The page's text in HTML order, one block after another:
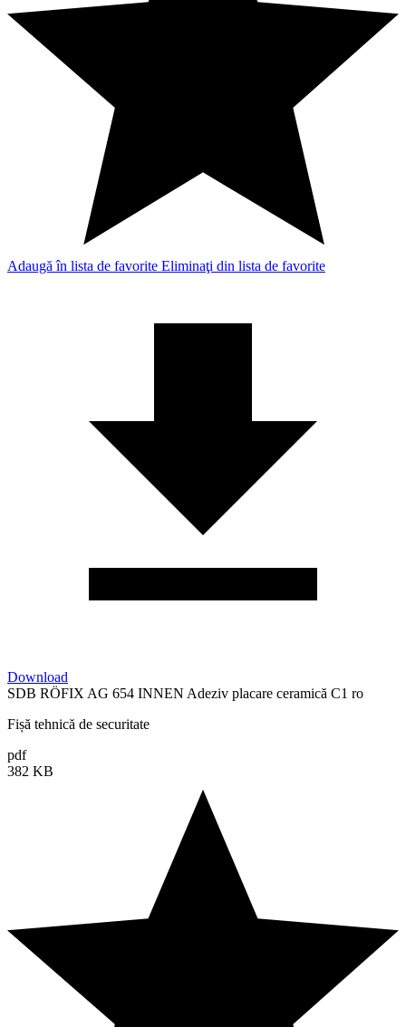
Adaugă în lista de favorite Eliminaţi din lista de favorite
Download
SDB RÖFIX AG 654 INNEN Adeziv placare ceramică C1 ro
Fișă tehnică de securitate
pdf
382 KB